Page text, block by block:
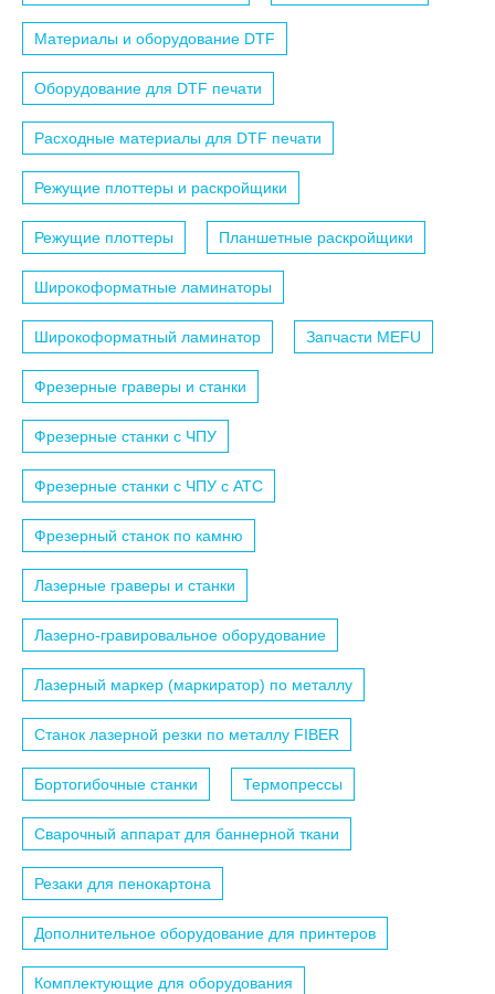
Материалы и оборудование DTF
Оборудование для DTF печати
Расходные материалы для DTF печати
Режущие плоттеры и раскройщики
Режущие плоттеры Планшетные раскройщики
Широкоформатные ламинаторы
Широкоформатный ламинатор Запчасти MEFU
Фрезерные граверы и станки
Фрезерные станки с ЧПУ
Фрезерные станки с ЧПУ c АТС
Фрезерный станок по камню
Лазерные граверы и станки
Лазерно-гравировальное оборудование
Лазерный маркер (маркиратор) по металлу
Станок лазерной резки по металлу FIBER
Бортогибочные станки Термопрессы
Сварочный аппарат для баннерной ткани
Резаки для пенокартона
Дополнительное оборудование для принтеров
Комплектующие для оборудования